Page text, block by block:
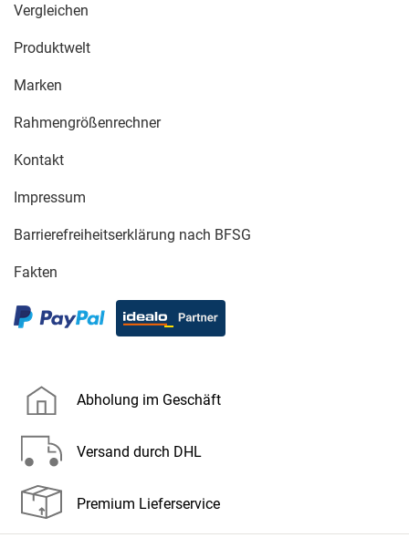
Vergleichen
Produktwelt
Marken
Rahmengrößenrechner
Kontakt
Impressum
Barrierefreiheitserklärung nach BFSG
Fakten
Abholung im Geschäft
Versand durch DHL
Premium Lieferservice